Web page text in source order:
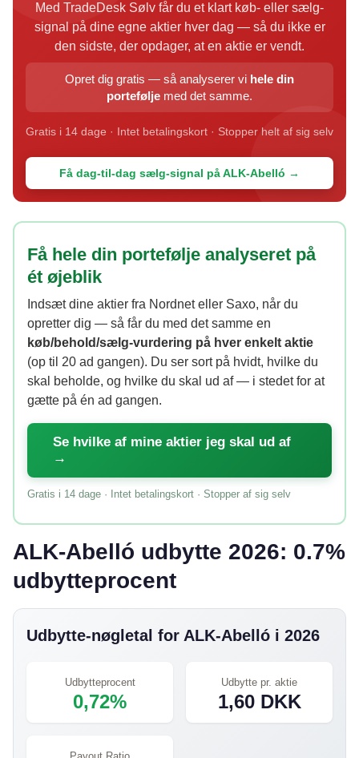
Med TradeDesk Sølv får du et klart køb- eller sælg-
signal på dine egne aktier hver dag — så du ikke er
den sidste, der opdager, at en aktie er vendt.
Opret dig gratis — så analyserer vi hele din
portefølje med det samme.
Gratis i 14 dage · Intet betalingskort · Stopper helt af sig selv
Få dag-til-dag sælg-signal på ALK-Abelló →
Få hele din portefølje analyseret på
ét øjeblik
Indsæt dine aktier fra Nordnet eller Saxo, når du
opretter dig — så får du med det samme en
køb/behold/sælg-vurdering på hver enkelt aktie
(op til 20 ad gangen). Du ser sort på hvidt, hvilke du
skal beholde, og hvilke du skal ud af — i stedet for at
gætte på én ad gangen.
Se hvilke af mine aktier jeg skal ud af
→
Gratis i 14 dage · Intet betalingskort · Stopper af sig selv
ALK-Abelló udbytte 2026: 0.7%
udbytteprocent
Udbytte-nøgletal for ALK-Abelló i 2026
Udbytteprocent
0,72%
Udbytte pr. aktie
1,60 DKK